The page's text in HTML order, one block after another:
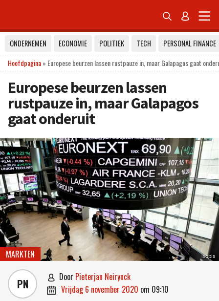
 
ONDERNEMEN ECONOMIE POLITIEK TECH
PERSONAL FINANCE
Hoofdpagina» Europese beurzen lassen rustpauze in, maar Galapagos gaat
Europese beurzen lassen
rustpauze in, maar Galapagos
gaat onderuit
Isopix
MARKTEN
PN  door Pieterjan Neirynck
 vrijdag 6 november 2020 om 09:10